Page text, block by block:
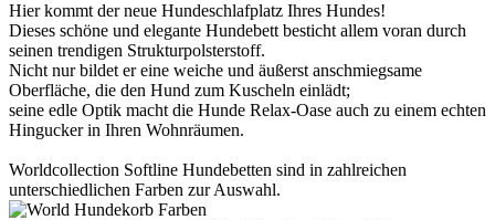
Hier kommt der neue Hundeschlafplatz Ihres Hundes!
Dieses schöne und elegante Hundebett besticht allem voran durch
seinen trendigen Strukturpolsterstoff.
Nicht nur bildet er eine weiche und äußerst anschmiegsame
Oberfläche, die den Hund zum Kuscheln einlädt;
seine edle Optik macht die Hunde Relax-Oase auch zu einem echten
Hingucker in Ihren Wohnräumen.
Worldcollection Softline Hundebetten sind in zahlreichen
unterschiedlichen Farben zur Auswahl.